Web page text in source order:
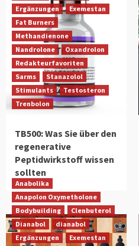
Ergänzungen
Exemestan
Fat Burners
Methandienone
Nandrolone
Oxandrolon
Redakteurfavoriten
Sarms
Stanazolol
Stimulants
Testosteron
Trenbolon
TB500: Was Sie über den
regenerative
Peptidwirkstoff wissen
sollten
Anabolika
Anapolon Oxymetholone
Bodybuilding
Clenbuterol
Dianabol
dianabol
Ergänzungen
Exemestan